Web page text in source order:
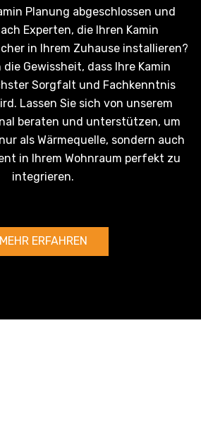
Planung abgeschlossen und
Experten, die Ihren Kamin
in Ihrem Zuhause installieren?
Gewissheit, dass Ihre Kamin
Sorgfalt und Fachkenntnis
Lassen Sie sich von unserem
beraten und unterstützen, um
als Wärmequelle, sondern auch
in Ihrem Wohnraum perfekt zu
integrieren.
MEHR ERFAHREN